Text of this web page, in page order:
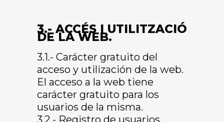
3.- ACCÉS I UTILITZACIÓ
DE LA WEB.
3.1.- Carácter gratuito del
acceso y utilización de la web.
El acceso a la web tiene
carácter gratuito para los
usuarios de la misma.
3.2.- Registro de usuarios.